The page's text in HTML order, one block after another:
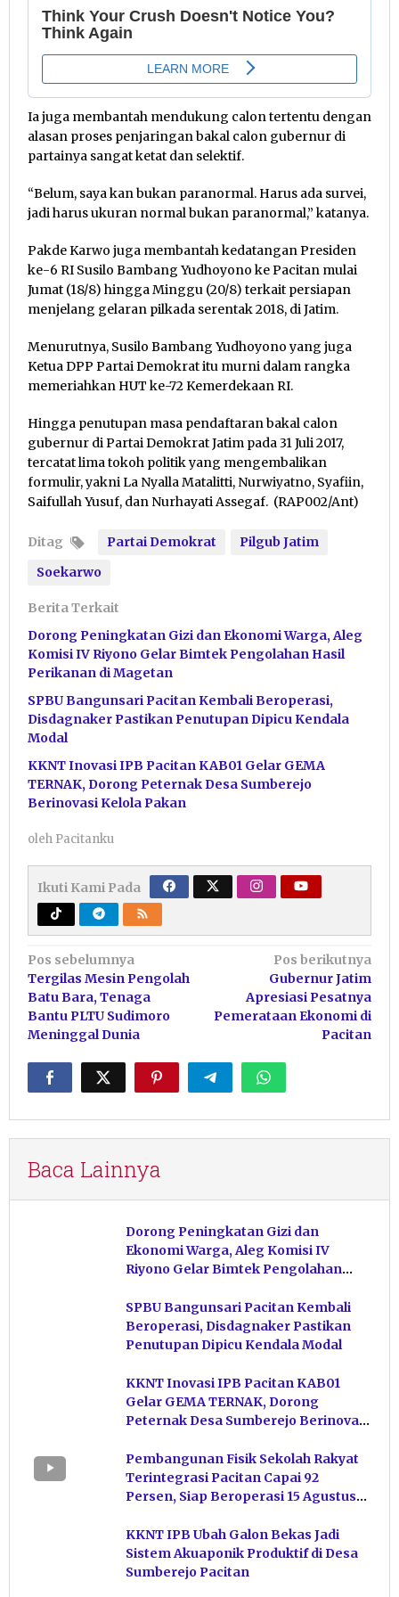
Ia juga membantah mendukung calon tertentu dengan
alasan proses penjaringan bakal calon gubernur di
partainya sangat ketat dan selektif.
“Belum, saya kan bukan paranormal. Harus ada survei,
jadi harus ukuran normal bukan paranormal,” katanya.
Pakde Karwo juga membantah kedatangan Presiden
ke-6 RI Susilo Bambang Yudhoyono ke Pacitan mulai
Jumat (18/8) hingga Minggu (20/8) terkait persiapan
menjelang gelaran pilkada serentak 2018, di Jatim.
Menurutnya, Susilo Bambang Yudhoyono yang juga
Ketua DPP Partai Demokrat itu murni dalam rangka
memeriahkan HUT ke-72 Kemerdekaan RI.
Hingga penutupan masa pendaftaran bakal calon
gubernur di Partai Demokrat Jatim pada 31 Juli 2017,
tercatat lima tokoh politik yang mengembalikan
formulir, yakni La Nyalla Matalitti, Nurwiyatno, Syafiin,
Saifullah Yusuf, dan Nurhayati Assegaf. (RAP002/Ant)
Ditag Partai Demokrat
Pilgub Jatim
Soekarwo
Berita Terkait
Dorong Peningkatan Gizi dan Ekonomi Warga, Aleg
Komisi IV Riyono Gelar Bimtek Pengolahan Hasil
Perikanan di Magetan
SPBU Bangunsari Pacitan Kembali Beroperasi,
Disdagnaker Pastikan Penutupan Dipicu Kendala
Modal
KKNT Inovasi IPB Pacitan KAB01 Gelar GEMA
TERNAK, Dorong Peternak Desa Sumberejo
Berinovasi Kelola Pakan
oleh Pacitanku
Ikuti Kami Pada
Navigasi
pos
Pos sebelumnya
Tergilas Mesin Pengolah
Batu Bara, Tenaga
Bantu PLTU Sudimoro
Meninggal Dunia
Pos berikutnya
Gubernur Jatim
Apresiasi Pesatnya
Pemerataan Ekonomi di
Pacitan
Baca Lainnya
Dorong Peningkatan Gizi dan
Ekonomi Warga, Aleg Komisi IV
Riyono Gelar Bimtek Pengolahan
SPBU Bangunsari Pacitan Kembali
Beroperasi, Disdagnaker Pastikan
Penutupan Dipicu Kendala Modal
KKNT Inovasi IPB Pacitan KAB01
Gelar GEMA TERNAK, Dorong
Peternak Desa Sumberejo Berinovasi
Pembangunan Fisik Sekolah Rakyat
Terintegrasi Pacitan Capai 92
Persen, Siap Beroperasi 15 Agustus
KKNT IPB Ubah Galon Bekas Jadi
Sistem Akuaponik Produktif di Desa
Sumberejo Pacitan